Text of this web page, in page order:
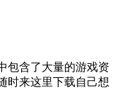
包含了大量的游戏资
时来这里下载自己想